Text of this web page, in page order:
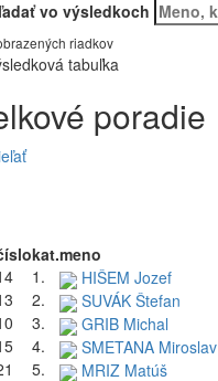
vo výsledkoch
riadkov
tabuľka
poradie
kat.meno
1. HIŠEM Jozef
2. SUVÁK Štefan
3. GRIB Michal
4. SMETANA Miroslav
5. MRIZ Matúš